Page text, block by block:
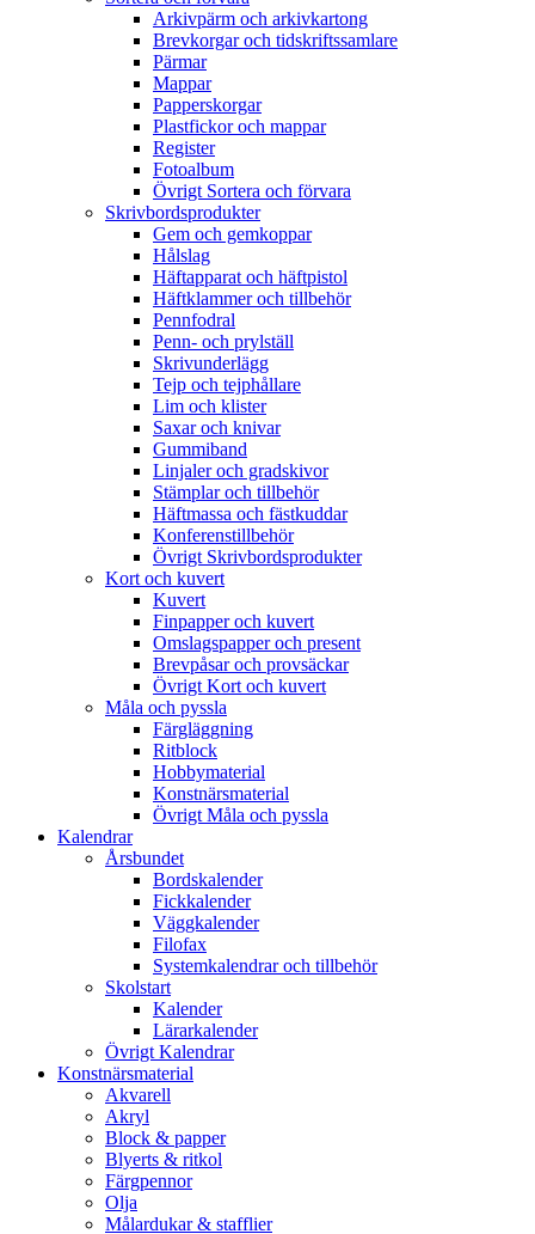
Arkivpärm och arkivkartong
Brevkorgar och tidskriftssamlare
Pärmar
Mappar
Papperskorgar
Plastfickor och mappar
Register
Fotoalbum
Övrigt Sortera och förvara
Skrivbordsprodukter
Gem och gemkoppar
Hålslag
Häftapparat och häftpistol
Häftklammer och tillbehör
Pennfodral
Penn- och prylställ
Skrivunderlägg
Tejp och tejphållare
Lim och klister
Saxar och knivar
Gummiband
Linjaler och gradskivor
Stämplar och tillbehör
Häftmassa och fästkuddar
Konferenstillbehör
Övrigt Skrivbordsprodukter
Kort och kuvert
Kuvert
Finpapper och kuvert
Omslagspapper och present
Brevpåsar och provsäckar
Övrigt Kort och kuvert
Måla och pyssla
Färgläggning
Ritblock
Hobbymaterial
Konstnärsmaterial
Övrigt Måla och pyssla
Kalendrar
Årsbundet
Bordskalender
Fickkalender
Väggkalender
Filofax
Systemkalendrar och tillbehör
Skolstart
Kalender
Lärarkalender
Övrigt Kalendrar
Konstnärsmaterial
Akvarell
Akryl
Block & papper
Blyerts & ritkol
Färgpennor
Olja
Målardukar & stafflier